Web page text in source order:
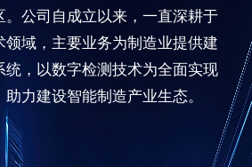
公司自成立以来，一直深耕于
域，主要业务为制造业提供建
统，以数字检测技术为全面实现
力建设智能制造产业生态。